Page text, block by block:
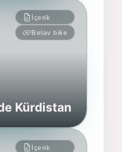
İçerik
Belav bike
Kürdistan
İçerik